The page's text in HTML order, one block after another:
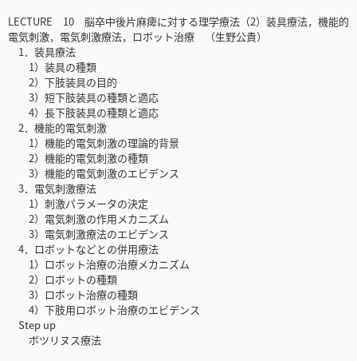
LECTURE 10 脳卒中後片麻痺に対する理学療法（2）装具療法，機能的
電気刺激，電気刺激療法，ロボット治療 （生野公貴）
1．装具療法
1）装具の種類
2）下肢装具の目的
3）短下肢装具の種類と適応
4）長下肢装具の種類と適応
2．機能的電気刺激
1）機能的電気刺激の理論的背景
2）機能的電気刺激の種類
3）機能的電気刺激のエビデンス
3．電気刺激療法
1）刺激パラメータの決定
2）電気刺激の作用メカニズム
3）電気刺激療法のエビデンス
4．ロボットなどとの併用療法
1）ロボット治療の治療メカニズム
2）ロボットの種類
3）ロボット治療の種類
4）下肢用ロボット治療のエビデンス
Step up
ボツリヌス療法